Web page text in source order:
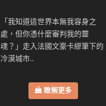
「我知道這世界本無我容身之
處，但你憑什麼審判我的靈
魂？」走入法國文豪卡繆筆下的
冷漠城市..
瞭解更多